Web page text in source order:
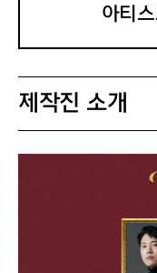
아티
제작진 소개